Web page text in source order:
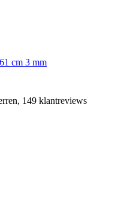
cm 3 mm
149 klantreviews